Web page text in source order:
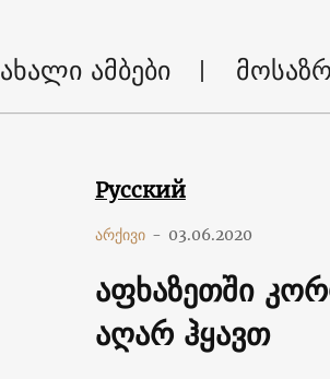
ახალი ამბები
Русский
არქივი - 03.06.2020
აფხაზეთში
აღარ ჰყავთ